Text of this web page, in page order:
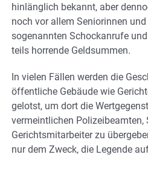
hinlänglich bekannt, aber
noch vor allem Seniorinnen
sogenannten Schockanrufe
teils horrende Geldsummen.
In vielen Fällen werden die
öffentliche Gebäude wie
gelotst, um dort die
vermeintlichen Polizeibeamten,
Gerichtsmitarbeiter zu
nur dem Zweck, die Legende